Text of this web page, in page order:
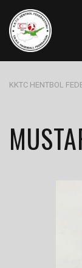
KKTC HENTBOL